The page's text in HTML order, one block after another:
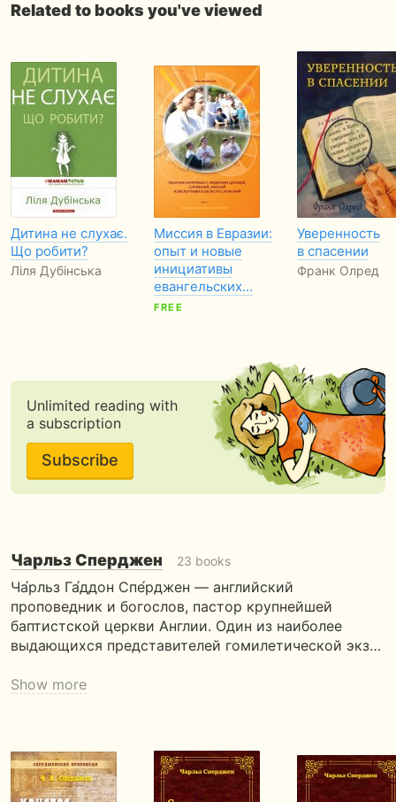
Related to books you've viewed
Дитина не слухає.
Що робити?
Ліля Дубінська
Миссия в Евразии:
опыт и новые
инициативы
евангельских…
FREE
Уверенность
в спасении
Франк Олред
Unlimited reading with
a subscription
Subscribe
Чарльз Сперджен 23 books
Ча́рльз Га́ддон Спе́рджен — английский
проповедник и богослов, пастор крупнейшей
баптистской церкви Англии. Один из наиболее
выдающихся представителей гомилетической экз…
Show more